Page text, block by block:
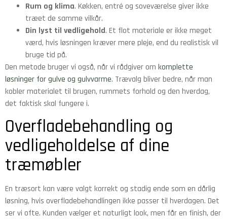
Rum og klima. Køkken, entré og soveværelse giver ikke
træet de samme vilkår.
Din lyst til vedligehold. Et flot materiale er ikke meget
værd, hvis løsningen kræver mere pleje, end du realistisk vil
bruge tid på.
Den metode bruger vi også, når vi rådgiver om komplette
løsninger for gulve og gulvvarme. Trævalg bliver bedre, når man
kobler materialet til brugen, rummets forhold og den hverdag,
det faktisk skal fungere i.
Overfladebehandling og
vedligeholdelse af dine
træmøbler
En træsort kan være valgt korrekt og stadig ende som en dårlig
løsning, hvis overfladebehandlingen ikke passer til hverdagen. Det
ser vi ofte. Kunden vælger et naturligt look, men får en finish, der